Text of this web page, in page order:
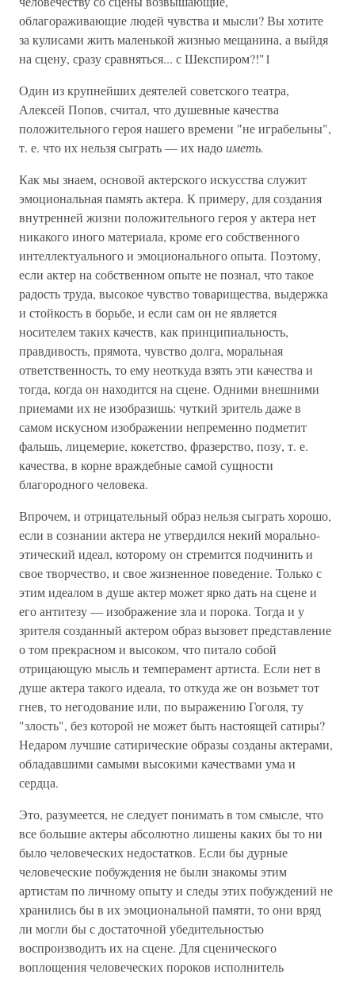
облагораживающие людей чувства и мысли? Вы хотите
за кулисами жить маленькой жизнью мещанина, а выйдя
на сцену, сразу сравняться... с Шекспиром?!"1
Один из крупнейших деятелей советского театра,
Алексей Попов, считал, что душевные качества
положительного героя нашего времени "не играбельны",
т. е. что их нельзя сыграть — их надоиметь.
Как мы знаем, основой актерского искусства служит
эмоциональная память актера. К примеру, для создания
внутренней жизни положительного героя у актера нет
никакого иного материала, кроме его собственного
интеллектуального и эмоционального опыта. Поэтому,
если актер на собственном опыте не познал, что такое
радость труда, высокое чувство товарищества, выдержка
и стойкость в борьбе, и если сам он не является
носителем таких качеств, как принципиальность,
правдивость, прямота, чувство долга, моральная
ответственность, то ему неоткуда взять эти качества и
тогда, когда он находится на сцене. Одними внешними
приемами их не изобразишь: чуткий зритель даже в
самом искусном изображении непременно подметит
фальшь, лицемерие, кокетство, фразерство, позу, т. е.
качества, в корне враждебные самой сущности
благородного человека.
Впрочем, и отрицательный образ нельзя сыграть хорошо,
если в сознании актера не утвердился некий морально-
этический идеал, которому он стремится подчинить и
свое творчество, и свое жизненное поведение. Только с
этим идеалом в душе актер может ярко дать на сцене и
его антитезу — изображение зла и порока. Тогда и у
зрителя созданный актером образ вызовет представление
о том прекрасном и высоком, что питало собой
отрицающую мысль и темперамент артиста. Если нет в
душе актера такого идеала, то откуда же он возьмет тот
гнев, то негодование или, по выражению Гоголя, ту
"злость", без которой не может быть настоящей сатиры?
Недаром лучшие сатирические образы созданы актерами,
обладавшими самыми высокими качествами ума и
сердца.
Это, разумеется, не следует понимать в том смысле, что
все большие актеры абсолютно лишены каких бы то ни
было человеческих недостатков. Если бы дурные
человеческие побуждения не были знакомы этим
артистам по личному опыту и следы этих побуждений не
хранились бы в их эмоциональной памяти, то они вряд
ли могли бы с достаточной убедительностью
воспроизводить их на сцене. Для сценического
воплощения человеческих пороков исполнитель